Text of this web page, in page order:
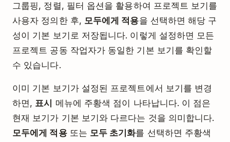
그룹핑, 정렬, 필터 옵션을 활용하여 프로젝트 보기를
사용자 정의한 후, 모두에게 적용을 선택하면 해당 구
성이 기본 보기로 저장됩니다. 이렇게 설정하면 모든
프로젝트 공동 작업자가 동일한 기본 보기를 확인할
수 있습니다.
이미 기본 보기가 설정된 프로젝트에서 보기를 변경
하면, 표시
메뉴에 주황색 점이 나타납니다. 이 점은
현재 보기가 기본 보기와 다르다는 것을 의미합니다.
모두에게 적용또는 모두 초기화를 선택하면 주황색